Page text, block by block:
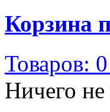
Корзина
Товаров:
Ничего